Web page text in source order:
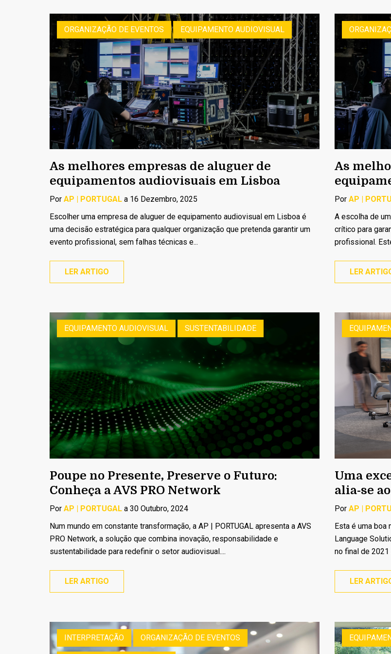
ORGANIZAÇÃO DE EVENTOS EQUIPAMENTO AUDIOVISUAL
As melhores empresas de aluguer de
equipamentos audiovisuais em Lisboa
Por AP | PORTUGAL a 16 Dezembro, 2025
Escolher uma empresa de aluguer de equipamento audiovisual em Lisboa é
uma decisão estratégica para qualquer organização que pretenda garantir um
evento profissional, sem falhas técnicas e...
LER ARTIGO
As
Por AP |
A escolha de
crítico para
profissional.
LER
EQUIPAMENTO AUDIOVISUAL SUSTENTABILIDADE
Poupe no Presente, Preserve o Futuro:
Conheça a AVS PRO Network
Por AP | PORTUGAL a 30 Outubro, 2024
Num mundo em constante transformação, a AP | PORTUGAL apresenta a AVS
PRO Network, a solução que combina inovação, responsabilidade e
sustentabilidade para redefinir o setor audiovisual....
LER ARTIGO
Uma
alia-se
Por AP |
Esta é uma boa
Language
no final de
LER
INTERPRETAÇÃO ORGANIZAÇÃO DE EVENTOS